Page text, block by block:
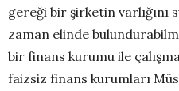
gereği bir şirketin
zaman elinde
bir finans kurumu ile
faizsiz finans kurumları